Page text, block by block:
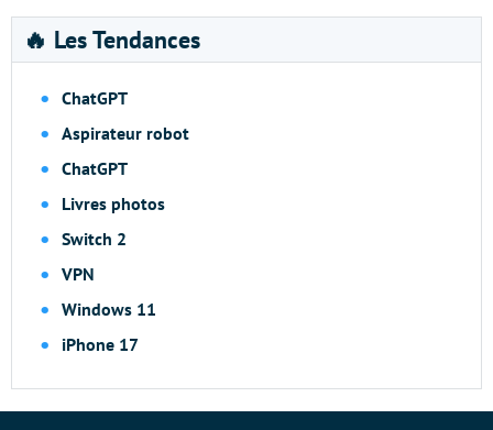
🔥 Les Tendances
ChatGPT
Aspirateur robot
ChatGPT
Livres photos
Switch 2
VPN
Windows 11
iPhone 17